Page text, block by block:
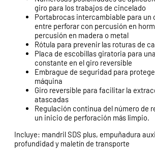
giro para los trabajos de cincelado
Portabrocas intercambiable para un
entre perforar con percusión en
percusión en madera o metal
Rótula para prevenir las roturas de
Placa de escobillas giratoria para
constante en el giro reversible
Embrague de seguridad para
máquina
Giro reversible para facilitar la
atascadas
Regulación continua del número de
un inicio de perforación más limpio.
Incluye: mandril SDS plus, empuñadura
profundidad y maletín de transporte